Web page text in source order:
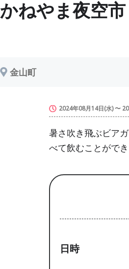
かねやま夜空市
金山町
2024年08月14日(水) 〜
暑さ吹き飛ぶビア
べて飲むことができ
日時